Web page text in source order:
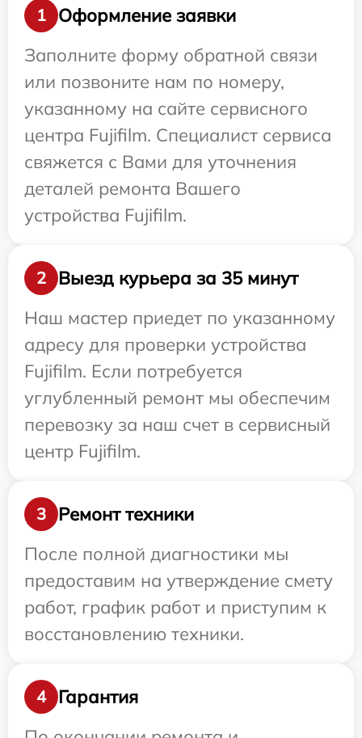
1
Оформление заявки
Заполните форму обратной связи
или позвоните нам по номеру,
указанному на сайте сервисного
центра Fujifilm. Специалист сервиса
свяжется с Вами для уточнения
деталей ремонта Вашего
устройства Fujifilm.
2
Выезд курьера за 35 минут
Наш мастер приедет по указанному
адресу для проверки устройства
Fujifilm. Если потребуется
углубленный ремонт мы обеспечим
перевозку за наш счет в сервисный
центр Fujifilm.
3
Ремонт техники
После полной диагностики мы
предоставим на утверждение смету
работ, график работ и приступим к
восстановлению техники.
4
Гарантия